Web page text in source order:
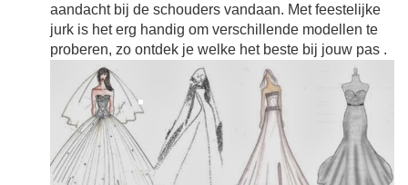
aandacht bij de schouders vandaan. Met feestelijke
jurk is het erg handig om verschillende modellen te
proberen, zo ontdek je welke het beste bij jouw pas .